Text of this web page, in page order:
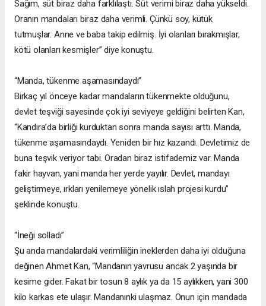
Sağım, süt biraz daha farklılaştı. Süt verimi biraz daha yükseldi.
Oranın mandaları biraz daha verimli. Çünkü soy, kütük
tutmuşlar. Anne ve baba takip edilmiş. İyi olanları bırakmışlar,
kötü olanları kesmişler” diye konuştu.
“Manda, tükenme aşamasındaydı”
Birkaç yıl önceye kadar mandaların tükenmekte olduğunu,
devlet teşviği sayesinde çok iyi seviyeye geldiğini belirten Kan,
“Kandıra’da birliği kurduktan sonra manda sayısı arttı. Manda,
tükenme aşamasındaydı. Yeniden bir hız kazandı. Devletimiz de
buna teşvik veriyor tabi. Oradan biraz istifademiz var. Manda
fakir hayvan, yani manda her yerde yayılır. Devlet, mandayı
geliştirmeye, ırkları yenilemeye yönelik ıslah projesi kurdu”
şeklinde konuştu.
“İneği solladı”
Şu anda mandalardaki verimliliğin ineklerden daha iyi olduğuna
değinen Ahmet Kan, “Mandanın yavrusu ancak 2 yaşında bir
kesime gider. Fakat bir tosun 8 aylık ya da 15 aylıkken, yani 300
kilo karkas ete ulaşır. Mandanınki ulaşmaz. Onun için mandada